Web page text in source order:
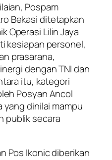
Pospam
Bekasi ditetapkan
Operasi Lilin Jaya
kesiapan personel,
prasarana,
dengan TNI dan
itu, kategori
Posyan Ancol
yang dinilai mampu
publik secara
Pos Ikonic diberikan